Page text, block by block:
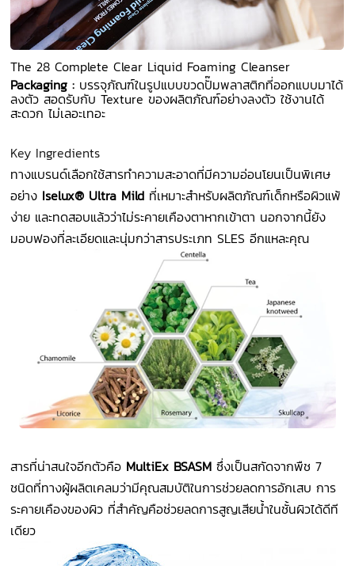
The 28 Complete Clear Liquid Foaming Cleanser
Packaging : บรรจุภัณฑ์ในรูปแบบขวดปั๊มพลาสติกที่ออกแบบมาได้
ลงตัว สอดรับกับ Texture ของผลิตภัณฑ์อย่างลงตัว ใช้งานได้
สะดวก ไม่เลอะเทอะ
Key Ingredients
ทางแบรนด์เลือกใช้สารทำความสะอาดที่มีความอ่อนโยนเป็นพิเศษ
อย่าง Iselux® Ultra Mild ที่เหมาะสำหรับผลิตภัณฑ์เด็กหรือผิวแพ้
ง่าย และทดสอบแล้วว่าไม่ระคายเคืองตาหากเข้าตา นอกจากนี้ยัง
มอบฟองที่ละเอียดและนุ่มกว่าสารประเภท SLES อีกแหละคุณ
สารที่น่าสนใจอีกตัวคือ MultiEx BSASM ซึ่งเป็นสกัดจากพืช 7
ชนิดที่ทางผู้ผลิตเคลมว่ามีคุณสมบัติในการช่วยลดการอักเสบ การ
ระคายเคืองของผิว ที่สำคัญคือช่วยลดการสูญเสียน้ำในชั้นผิวได้ดีที
เดียว